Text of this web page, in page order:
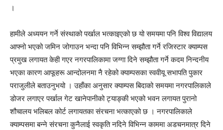
।
हामीले अध्ययन गर्ने संस्थाको पर्खाल भत्काइएको छ यो समयमा पनि विश्व विद्यालय
आफ्नो भएको जमिन जोगाउन भन्दा पनि विभिन्न सम्झौता गर्ने रजिस्टार क्याम्पस
प्रमुख लगायत केही गएर नगरपालिकामा जग्गा दिने सम्झौता गर्ने कदम निन्दनीय
भएका कारण आफूहरू आन्दोलनमा नै रहेको क्याम्पसका स्ववीयू सभापति पुकार
पराजुलीले बताउनुभयो । उहाँका अनुसार क्याम्पस बिदाको समयमा नगरपालिकाले
डोजर लगाएर पर्खाल गेट खानेपानीको ट्याङ्की भएको भवन लगायत पुरानो
शौचालय भलिबल कोर्ट लगायतका संरचना भत्काएको छ । नगरपालिकाले
क्याम्पसमा बन्ने संरचना कुनैलाई स्वकृति नदिने विभिन्न काममा अडचनमात्र दिने